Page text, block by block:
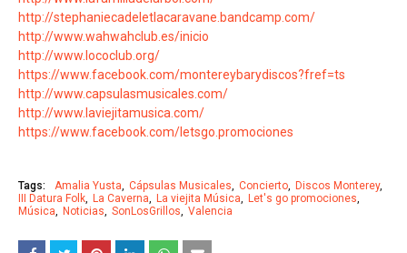
http://stephaniecadeletlacaravane.bandcamp.com/
http://www.wahwahclub.es/inicio
http://www.lococlub.org/
https://www.facebook.com/montereybarydiscos?fref=ts
http://www.capsulasmusicales.com/
http://www.laviejitamusica.com/
https://www.facebook.com/letsgo.promociones
Tags: Amalia Yusta Cápsulas Musicales Concierto
Discos Monterey
III Datura Folk
La Caverna La viejita Música
Let's go promociones
Música
Noticias SonLosGrillos Valencia